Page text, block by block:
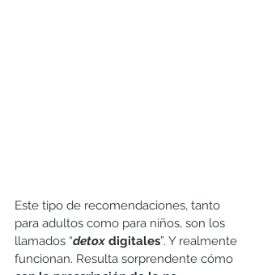
Este tipo de recomendaciones, tanto
para adultos como para niños, son los
llamados “detox digitales”. Y realmente
funcionan. Resulta sorprendente cómo